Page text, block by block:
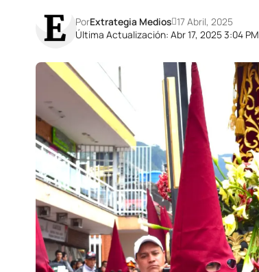
Última Actualización: Abr 17, 2025 3:04 PM
PorExtrategia Medios 17 Abril, 2025